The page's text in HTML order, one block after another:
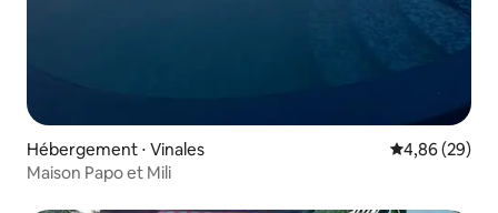
Hébergement ⋅ Vinales Évaluation
4,86 (29)
Maison Papo et Mili